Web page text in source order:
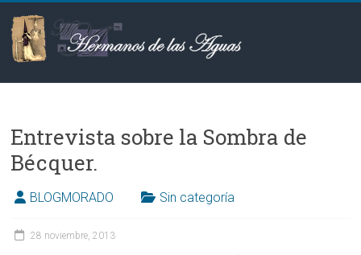
contenido
Hermanos
las
Aguas
Entrevista sobre la Sombra de
Bécquer.
BLOGMORADO Sin categoría
28 noviembre, 2013